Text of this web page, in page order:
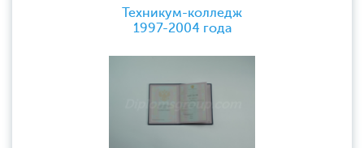
Техникум-колледж
1997-2004 года